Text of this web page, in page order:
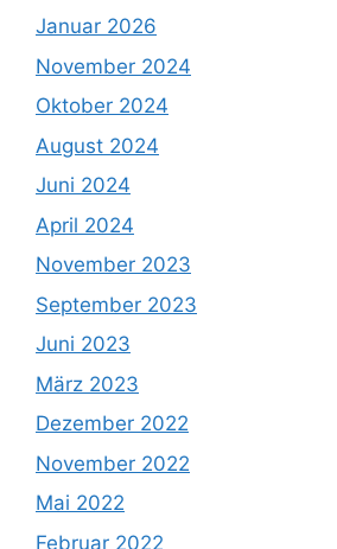
Januar 2026
November 2024
Oktober 2024
August 2024
Juni 2024
April 2024
November 2023
September 2023
Juni 2023
März 2023
Dezember 2022
November 2022
Mai 2022
Februar 2022